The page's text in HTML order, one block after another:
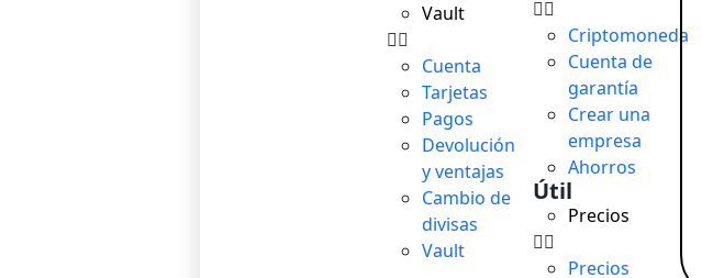
Vault
Cuenta
Tarjetas
Pagos
Devolución
y ventajas
Cambio de
divisas
Vault
Criptomoneda
Cuenta de
garantía
Crear una
empresa
Ahorros
Útil
Precios
Precios